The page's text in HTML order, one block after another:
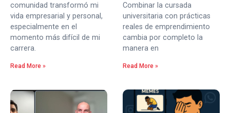
comunidad transformó mi
vida empresarial y personal,
especialmente en el
momento más difícil de mi
carrera.
Read More »
Combinar la cursada
universitaria con prácticas
reales de emprendimiento
cambia por completo la
manera en
Read More »